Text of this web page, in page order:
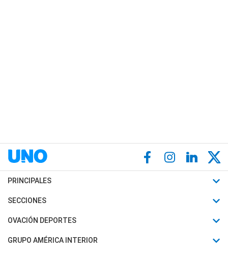
PRINCIPALES
Últimas Noticias
Política
SECCIONES
Horóscopo
Motores
OVACIÓN DEPORTES
Fútbol
GRUPO AMÉRICA INTERIOR